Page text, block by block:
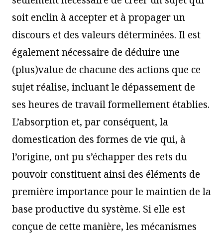
soit enclin à accepter et à propager un
discours et des valeurs déterminées. Il est
également nécessaire de déduire une
(plus)value de chacune des actions que ce
sujet réalise, incluant le dépassement de
ses heures de travail formellement établies.
L’absorption et, par conséquent, la
domestication des formes de vie qui, à
l’origine, ont pu s’échapper des rets du
pouvoir constituent ainsi des éléments de
première importance pour le maintien de la
base productive du système. Si elle est
conçue de cette manière, les mécanismes